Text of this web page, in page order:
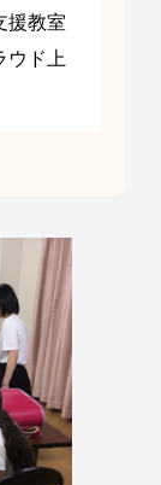
援教室
ウド上